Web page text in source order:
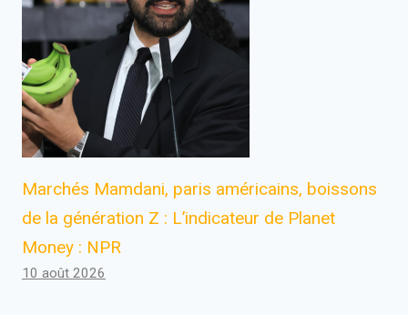
Marchés Mamdani, paris américains, boissons
de la génération Z : L’indicateur de Planet
Money : NPR
10 août 2026